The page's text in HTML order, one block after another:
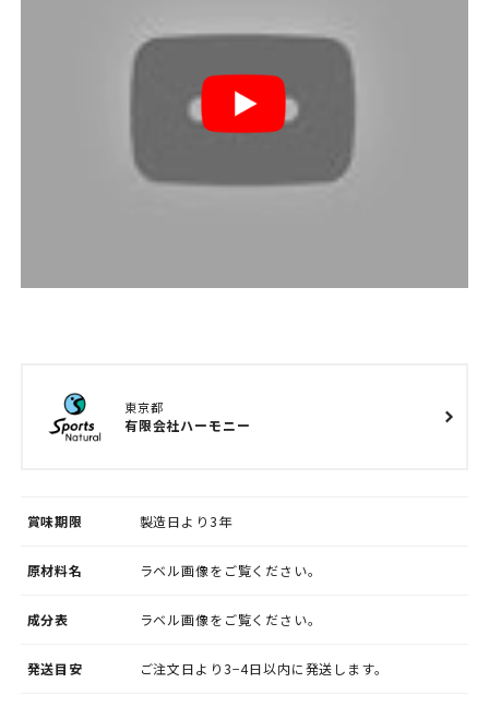
東京都
有限会社ハーモニー
賞味期限 製造日より3年
原材料名 ラベル画像をご覧ください。
成分表 ラベル画像をご覧ください。
発送目安 ご注文日より3−4日以内に発送します。